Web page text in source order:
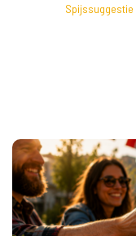
Spijssuggestie